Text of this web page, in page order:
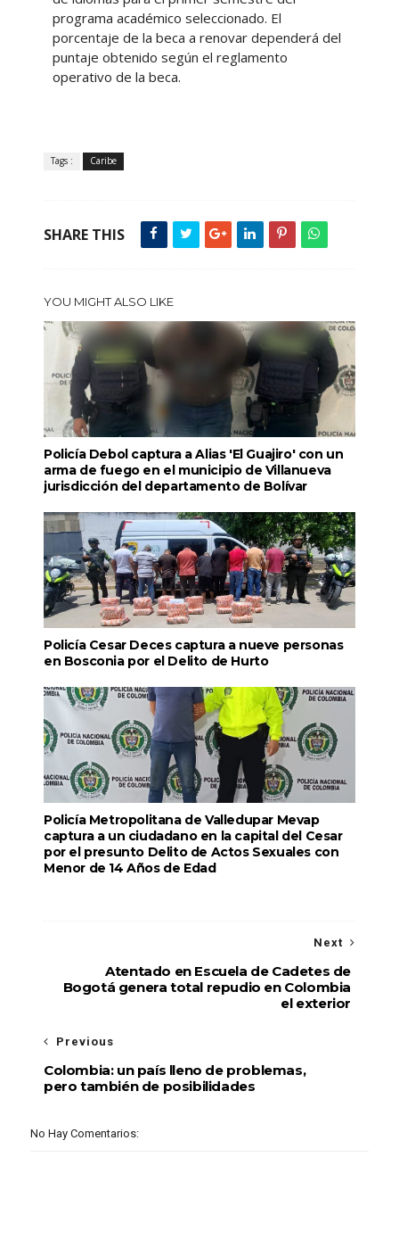
programa académico seleccionado. El
porcentaje de la beca a renovar dependerá del
puntaje obtenido según el reglamento
operativo de la beca.
Tags : Caribe
SHARE THIS
YOU MIGHT ALSO LIKE
Policía Debol captura a Alias 'El Guajiro' con un
arma de fuego en el municipio de Villanueva
jurisdicción del departamento de Bolívar
Policía Cesar Deces captura a nueve personas
en Bosconia por el Delito de Hurto
Policía Metropolitana de Valledupar Mevap
captura a un ciudadano en la capital del Cesar
por el presunto Delito de Actos Sexuales con
Menor de 14 Años de Edad
Next
Atentado en Escuela de Cadetes de
Bogotá genera total repudio en Colombia
el exterior
Previous
Colombia: un país lleno de problemas,
pero también de posibilidades
No Hay Comentarios: